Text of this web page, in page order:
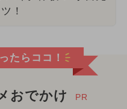
！
たらココ！
おでかけ PR